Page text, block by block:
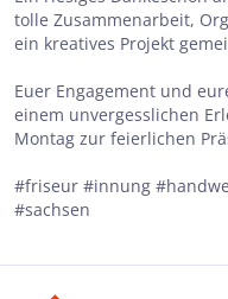
tolle Zusammenarbeit,
ein kreatives Projekt
Euer Engagement und
einem unvergesslichen
Montag zur feierlichen
#friseur #innung
#sachsen